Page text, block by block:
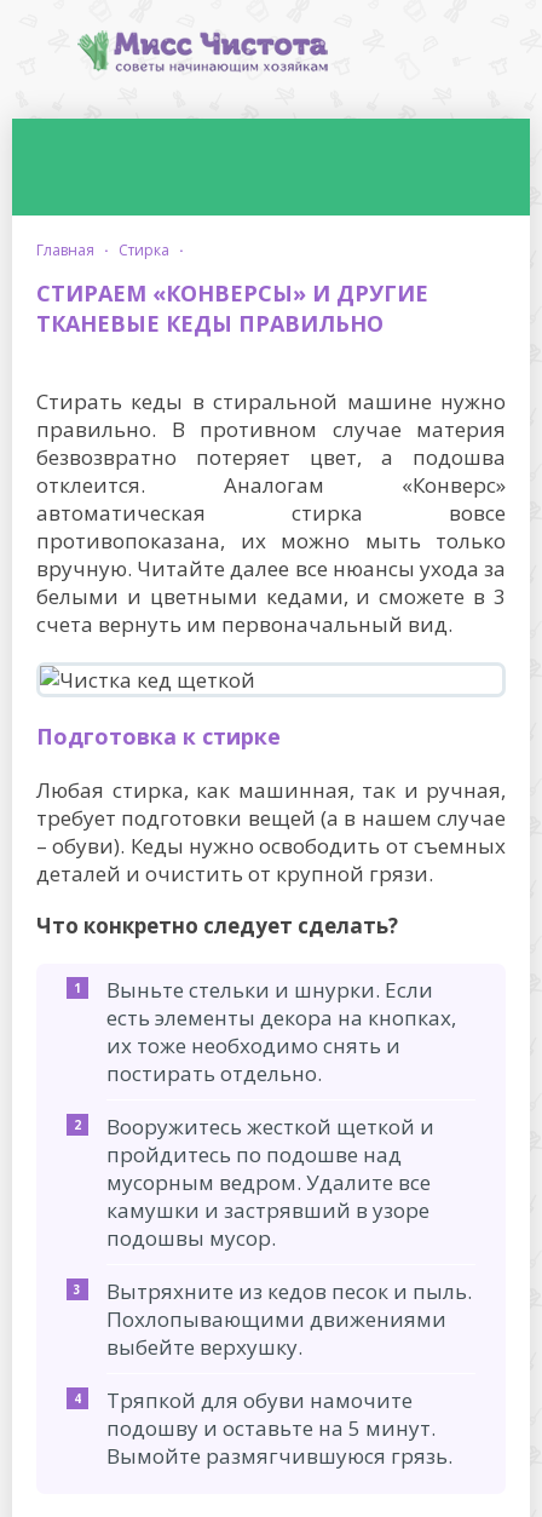
главная · стирка ·
СТИРАЕМ «КОНВЕРСЫ» И ДРУГИЕ
ТКАНЕВЫЕ КЕДЫ ПРАВИЛЬНО
Стирать кеды в стиральной машине нужно
правильно. В противном случае материя
безвозвратно потеряет цвет, а подошва
отклеится. Аналогам «Конверс»
автоматическая стирка вовсе
противопоказана, их можно мыть только
вручную. Читайте далее все нюансы ухода за
белыми и цветными кедами, и сможете в 3
счета вернуть им первоначальный вид.
Подготовка к стирке
Любая стирка, как машинная, так и ручная,
требует подготовки вещей (а в нашем случае
– обуви). Кеды нужно освободить от съемных
деталей и очистить от крупной грязи.
Что конкретно следует сделать?
Выньте стельки и шнурки. Если
есть элементы декора на кнопках,
их тоже необходимо снять и
постирать отдельно.
Вооружитесь жесткой щеткой и
пройдитесь по подошве над
мусорным ведром. Удалите все
камушки и застрявший в узоре
подошвы мусор.
Вытряхните из кедов песок и пыль.
Похлопывающими движениями
выбейте верхушку.
Тряпкой для обуви намочите
подошву и оставьте на 5 минут.
Вымойте размягчившуюся грязь.